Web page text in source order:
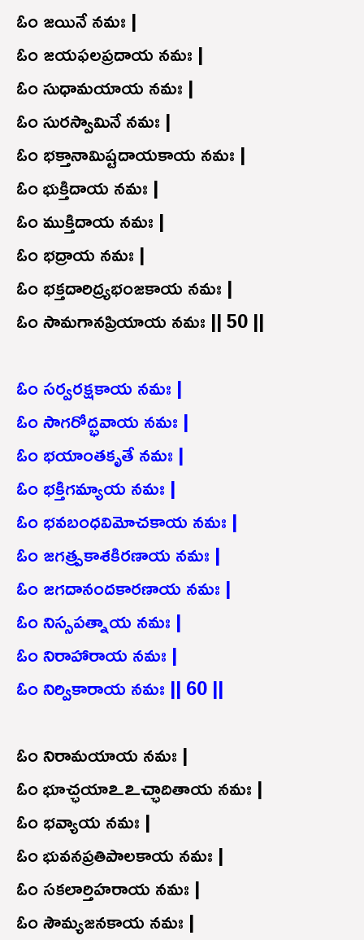
ఓం జయినే నమః |
ఓం జయఫలప్రదాయ నమః |
ఓం సుధామయాయ నమః |
ఓం సురస్వామినే నమః |
ఓం భక్తానామిష్టదాయకాయ నమః |
ఓం భుక్తిదాయ నమః |
ఓం ముక్తిదాయ నమః |
ఓం భద్రాయ నమః |
ఓం భక్తదారిద్ర్యభంజకాయ నమః |
ఓం సామగానప్రియాయ నమః || 50 ||
ఓం సర్వరక్షకాయ నమః |
ఓం సాగరోద్భవాయ నమః |
ఓం భయాంతకృతే నమః |
ఓం భక్తిగమ్యాయ నమః |
ఓం భవబంధవిమోచకాయ నమః |
ఓం జగత్ప్రకాశకిరణాయ నమః |
ఓం జగదానందకారణాయ నమః |
ఓం నిస్సపత్నాయ నమః |
ఓం నిరాహారాయ నమః |
ఓం నిర్వికారాయ నమః || 60 ||
ఓం నిరామయాయ నమః |
ఓం భూచ్ఛయాఽఽచ్ఛాదితాయ నమః |
ఓం భవ్యాయ నమః |
ఓం భువనప్రతిపాలకాయ నమః |
ఓం సకలార్తిహరాయ నమః |
ఓం సౌమ్యజనకాయ నమః |